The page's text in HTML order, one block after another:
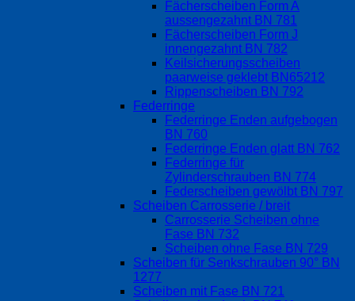
Fächerscheiben Form A
aussengezahnt BN 781
Fächerscheiben Form J
innengezahnt BN 782
Keilsicherungsscheiben
paarweise geklebt BN65212
Rippenscheiben BN 792
Federringe
Federringe Enden aufgebogen
BN 760
Federringe Enden glatt BN 762
Federringe für
Zylinderschrauben BN 774
Federscheiben gewölbt BN 797
Scheiben Carrosserie / breit
Carrosserie Scheiben ohne
Fase BN 732
Scheiben ohne Fase BN 729
Scheiben für Senkschrauben 90° BN
1277
Scheiben mit Fase BN 721